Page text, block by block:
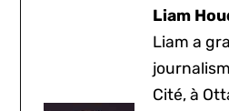
Liam
Liam a
Cité, à